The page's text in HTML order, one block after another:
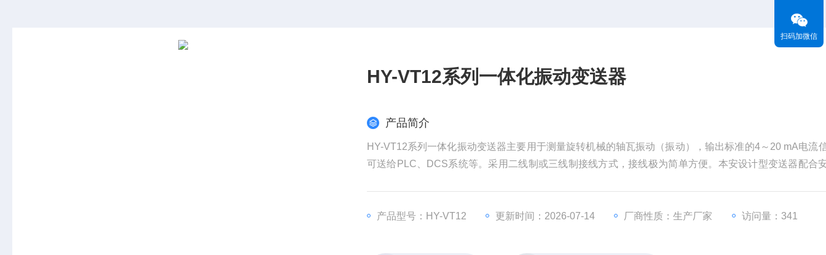
HY-VT12系列一体化振动变送器
产品简介
HY-VT12系列一体化振动变送器主要用于测量旋转机械的轴瓦振动（振动），输出标准的4～20 mA电流
可送给PLC、DCS系统等。采用二线制或三线制接线方式，接线极为简单方便。本安设计型变送器配合
产品型号：HY-VT12 更新时间：2026-07-14 厂商性质：生产厂家 访问量：341
扫码加微信